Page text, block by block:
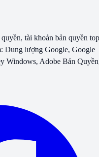
tài khoản bản quyền top
Dung lượng Google, Google
Windows, Adobe Bản